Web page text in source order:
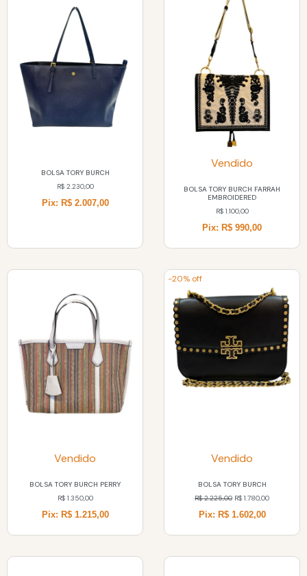
BOLSA TORY BURCH
R$2.230,00
Pix: R$ 2.007,00
Vendido
BOLSA TORY BURCH FARRAH
EMBROIDERED
R$1.100,00
Pix: R$ 990,00
Vendido
BOLSA TORY BURCH PERRY
R$1.350,00
Pix: R$ 1.215,00
-20% off
Vendido
BOLSA TORY BURCH
R$2.225,00 R$ 1.780,00
Pix: R$ 1.602,00